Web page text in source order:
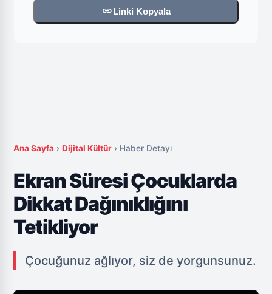
linkLinki Kopyala
Ana Sayfa ›Dijital Kültür › Haber Detayı
Ekran Süresi Çocuklarda
Dikkat Dağınıklığını
Tetikliyor
Çocuğunuz ağlıyor, siz de yorgunsunuz.